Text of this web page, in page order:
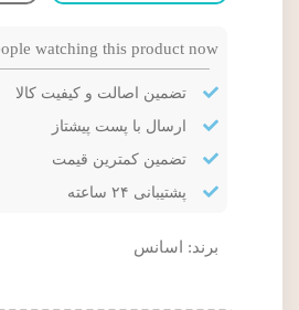
watching this product now!
تضمین اصالت و کیفیت کالا
ارسال با پست پیشتاز
تضمین کمترین قیمت
پشتیبانی ۲۴ ساعته
برند: اسانس